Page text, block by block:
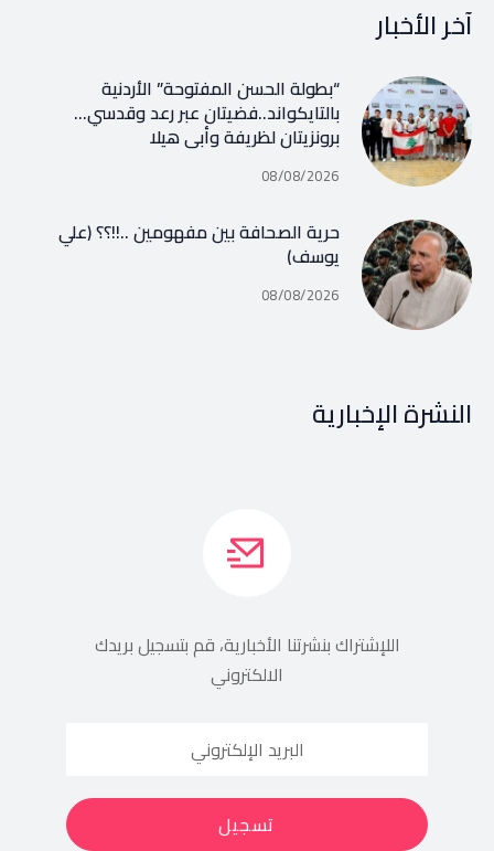
آخر الأخبار
“بطولة الحسن المفتوحة” الأردنية
بالتايكواند..فضيتان عبر رعد وقدسي…
برونزيتان لظريفة وأبي هيلا
08/08/2026
حرية الصحافة بين مفهومين ..!!؟؟ (علي
يوسف)
08/08/2026
النشرة الإخبارية
اللإشتراك بنشرتنا الأخبارية، قم بتسجيل بريدك
الالكتروني